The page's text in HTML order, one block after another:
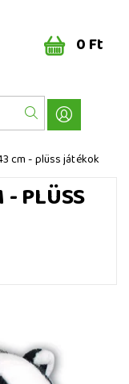
0 Ft
cm - plüss játékok
- PLÜSS